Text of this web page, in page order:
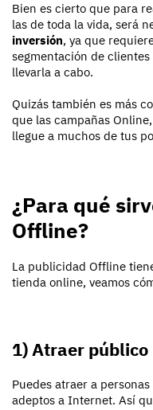
Bien es cierto que para
las de toda la vida, será
inversión, ya que
segmentación de
llevarla a cabo.
Quizás también es más
que las campañas
llegue a muchos de tus
¿Para qué
Offline?
La publicidad Offline
tienda online, veamos
1) Atraer
Puedes atraer a
adeptos a Internet. Así